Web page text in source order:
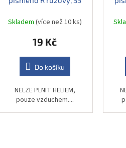
Skladem (více než 10 ks)
19 Kč
Do košíku
NELZE PLNIT HELIEM,
pouze vzduchem....